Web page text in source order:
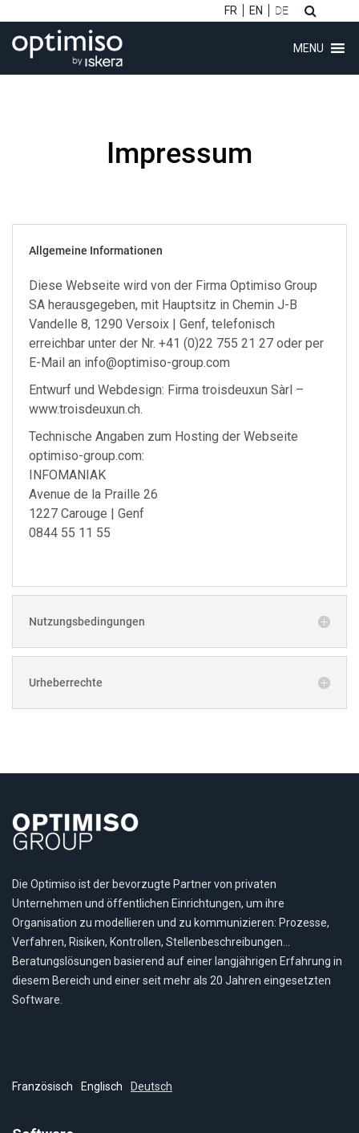
(Beratung)
FR EN DE
MENU
Impressum
Allgemeine Informationen
Diese Webseite wird von der Firma Optimiso Group
SA herausgegeben, mit Hauptsitz in Chemin J-B
Vandelle 8, 1290 Versoix | Genf, telefonisch
erreichbar unter der Nr. +41 (0)22 755 21 27 oder per
E-Mail an info@optimiso-group.com
Entwurf und Webdesign: Firma troisdeuxun Sàrl –
www.troisdeuxun.ch.
Technische Angaben zum Hosting der Webseite
optimiso-group.com:
INFOMANIAK
Avenue de la Praille 26
1227 Carouge | Genf
0844 55 11 55
Nutzungsbedingungen
Urheberrechte
Die Optimiso ist der bevorzugte Partner von privaten
Unternehmen und öffentlichen Einrichtungen, um ihre
Organisation zu modellieren und zu kommunizieren: Prozesse,
Verfahren, Risiken, Kontrollen, Stellenbeschreibungen…
Beratungslösungen basierend auf einer langjährigen Erfahrung in
diesem Bereich und einer seit mehr als 20 Jahren eingesetzten
Software.
Französisch Englisch Deutsch